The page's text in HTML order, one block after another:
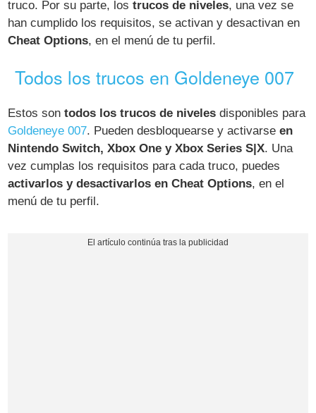
truco. Por su parte, lostrucos de niveles, una vez se
han cumplido los requisitos, se activan y desactivan en
Cheat Options, en el menú de tu perfil.
Todos los trucos en Goldeneye 007
Estos sontodos los trucos de niveles disponibles para
Goldeneye 007. Pueden desbloquearse y activarseen
Nintendo Switch, Xbox One y Xbox Series S|X. Una
vez cumplas los requisitos para cada truco, puedes
activarlos y desactivarlos en Cheat Options, en el
menú de tu perfil.